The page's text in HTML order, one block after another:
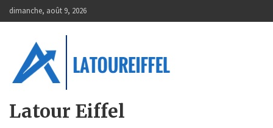
Skip
to
dimanche, août 9, 2026
Latour Eiffel